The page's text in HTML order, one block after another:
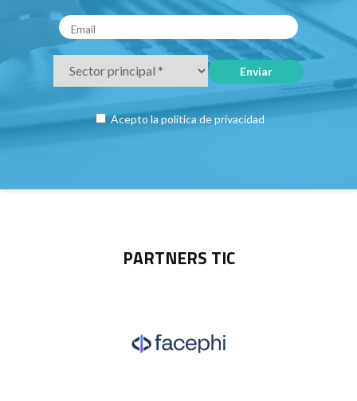
Acepto la política de privacidad
PARTNERS TIC